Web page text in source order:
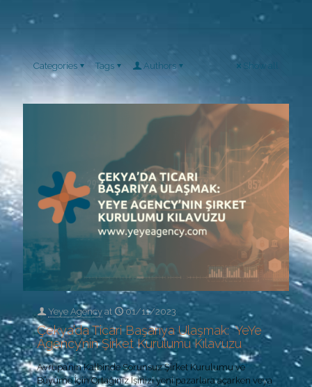
Categories Tags Authors Show all
Yeye Agency at 01/11/2023
Çekya’da Ticari Başarıya Ulaşmak: YeYe
Agency’nin Şirket Kurulumu Kılavuzu
Avrupa’nın Kalbinde Sorunsuz Şirket Kurulumu ve
Büyüme İçin Ortağınız İşinizi yeni pazarlara açarken veya